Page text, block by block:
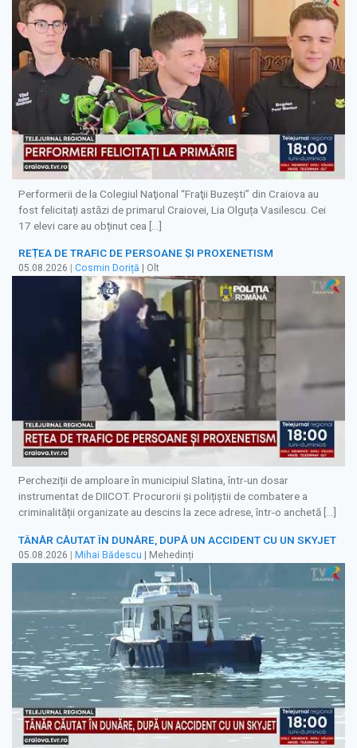
Performerii de la Colegiul Naţional “Fraţii Buzeşti” din Craiova au
fost felicitați astăzi de primarul Craiovei, Lia Olguța Vasilescu. Cei
17 elevi care au obținut cea […]
REȚEA DE TRAFIC DE PERSOANE ȘI PROXENETISM
05.08.2026 Cosmin Doriță | Olt
Percheziții de amploare în municipiul Slatina, într-un dosar
instrumentat de DIICOT. Procurorii și polițiștii de combatere a
criminalității organizate au descins la zece adrese, într-o anchetă […]
TÂNĂR CĂUTAT ÎN DUNĂRE, DUPĂ UN ACCIDENT CU UN SKYJET
05.08.2026 | Mihai Bădescu | Mehedinți